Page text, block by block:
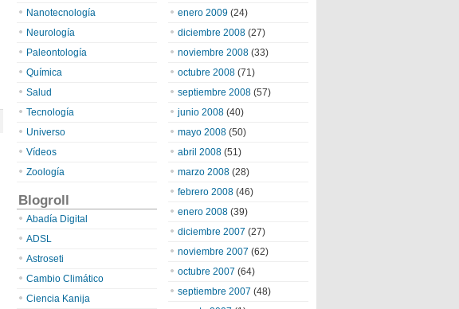
enero 2009 (24)
diciembre 2008 (27)
noviembre 2008 (33)
octubre 2008 (71)
septiembre 2008 (57)
junio 2008 (40)
mayo 2008 (50)
abril 2008 (51)
marzo 2008 (28)
febrero 2008 (46)
enero 2008 (39)
diciembre 2007 (27)
noviembre 2007 (62)
octubre 2007 (64)
septiembre 2007 (48)
Nanotecnología
Neurología
Paleontología
Química
Salud
Tecnología
Universo
Vídeos
Zoología
Blogroll
Abadía Digital
ADSL
Astroseti
Cambio Climático
Ciencia Kanija